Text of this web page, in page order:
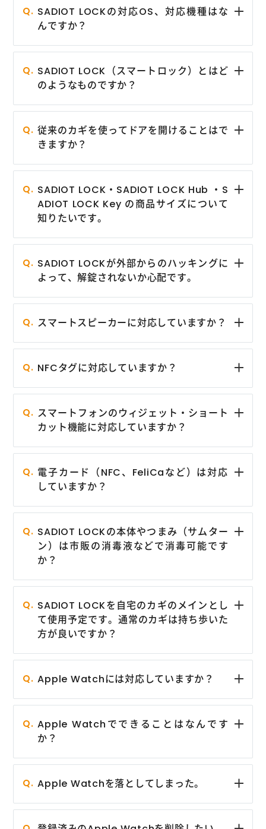
SADIOT LOCKの対応OS、対応機種はな
んですか？
SADIOT LOCK（スマートロック）とはど
のようなものですか？
従来のカギを使ってドアを開けることはで
きますか？
SADIOT LOCK・SADIOT LOCK Hub ・S
ADIOT LOCK Key の商品サイズについて
知りたいです。
SADIOT LOCKが外部からのハッキングに
よって、解錠されないか心配です。
スマートスピーカーに対応していますか？
NFCタグに対応していますか？
スマートフォンのウィジェット・ショート
カット機能に対応していますか？
電子カード（NFC、FeliCaなど）は対応
していますか？
SADIOT LOCKの本体やつまみ（サムター
ン）は市販の消毒液などで消毒可能です
か？
SADIOT LOCKを自宅のカギのメインとし
て使用予定です。通常のカギは持ち歩いた
方が良いですか？
Apple Watchには対応していますか？
Apple Watchでできることはなんです
か？
Apple Watchを落としてしまった。